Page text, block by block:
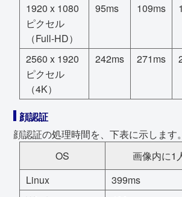
1920 x 1080
ピクセル
（Full-HD）
95ms 109ms
2560 x 1920
ピクセル
（4K）
242ms 271ms
顔認証
顔認証の処理時間を、下表に示します。
OS
画像内に1
Linux
399ms